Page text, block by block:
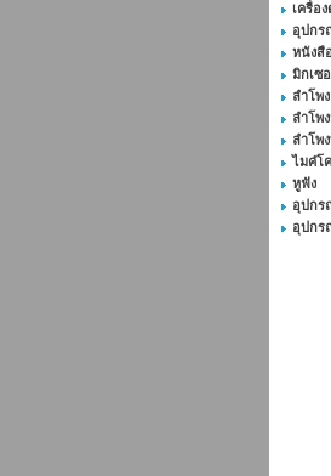
เครื่อ
อุปกร
หนังสื
มิกเซ
ลำโพง
ลำโพ
ลำโพ
ไมค๋โ
หูฟัง
อุปกร
อุปกร